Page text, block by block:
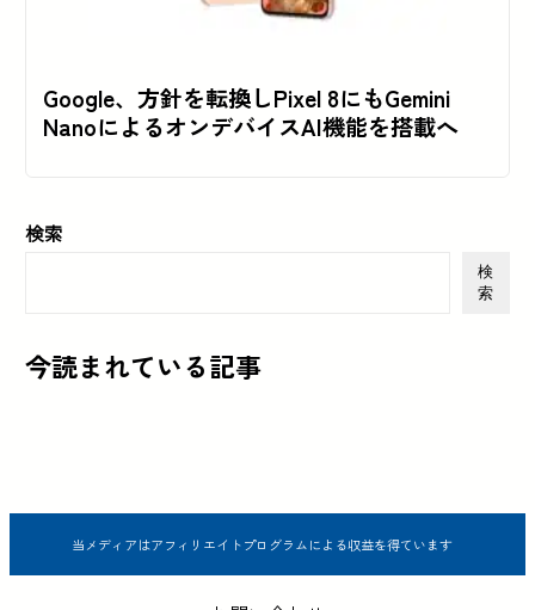
Google、方針を転換しPixel 8にもGemini
NanoによるオンデバイスAI機能を搭載へ
検索
検
索
今読まれている記事
当メディアはアフィリエイトプログラムによる収益を得ています